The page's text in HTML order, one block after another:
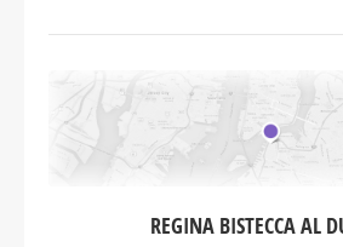
REGINA BISTECCA AL